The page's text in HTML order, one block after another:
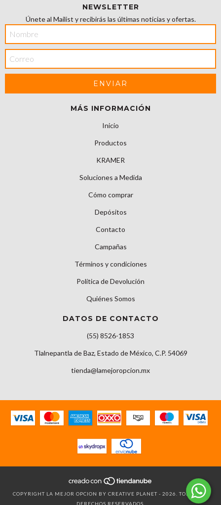
NEWSLETTER
Únete al Mailist y recibirás las últimas noticias y ofertas.
MÁS INFORMACIÓN
Inicio
Productos
KRAMER
Soluciones a Medida
Cómo comprar
Depósitos
Contacto
Campañas
Términos y condiciones
Política de Devolución
Quiénes Somos
DATOS DE CONTACTO
(55) 8526-1853
Tlalnepantla de Baz, Estado de México, C.P. 54069
tienda@lamejoropcion.mx
COPYRIGHT LA MEJOR OPCION BY CREATIVE PLANET - 2026. TODOS LOS
DERECHOS RESERVADOS.